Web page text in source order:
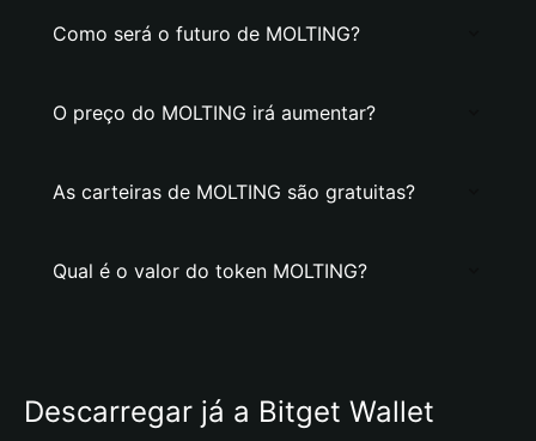
Como será o futuro de MOLTING?
O preço do MOLTING irá aumentar?
As carteiras de MOLTING são gratuitas?
Qual é o valor do token MOLTING?
Descarregar já a Bitget Wallet